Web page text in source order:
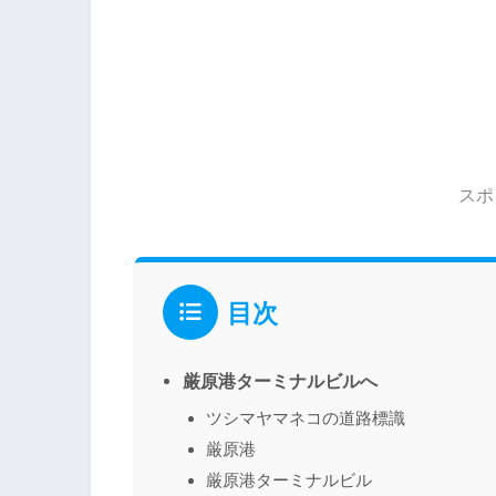
ス
目次
厳原港ターミナルビルへ
ツシマヤマネコの道路標識
厳原港
厳原港ターミナルビル